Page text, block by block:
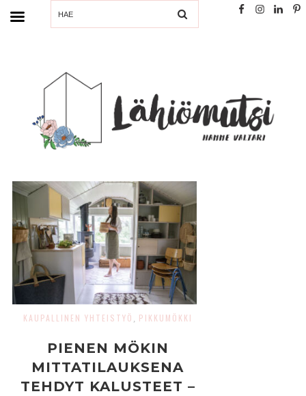
SEARCH
KAUPALLINEN YHTEISTYÖ PIKKUMÖKKI
PIENEN MÖKIN
MITTATILAUKSENA
TEHDYT KALUSTEET –